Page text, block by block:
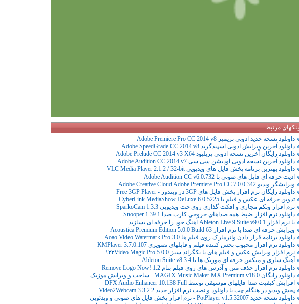
مرتبط
داونلود نسخه جدید ادوبی پریمیر Adobe Premiere Pro CC 2014 v8
داونلود آخرین ویرایش ادوبی اسپیدگرید Adobe SpeedGrade CC 2014 v8
داونلود رایگان آخرین نسخه ادوبی پریلیود Adobe Prelude CC 2014 v3 X64
داونلود آخرین نسخه ادوبی اودیشن سی سی Adobe Audition CC 2014 v7
داونلود بهترین برنامه پخش فایل های ویدیویی VLC Media Player 2.1.2 / 32-bit
ادیت حرفه ای فایل های صوتی با Adobe Audition CC v6.0.732
ویرایشگر ویدیو Adobe Creative Cloud Adobe Premiere Pro CC 7.0.0.342
داونلود رایگان نرم افزار پخش فایل های 3GP در ویندوز - Free 3GP Player
تدوین حرفه ای عکس و فیلم با CyberLink MediaShow DeLuxe 6.0.5225
نرم افزار وبکم مجازی و افکت گذاری روی چت ویدیویی SparkoCam 1.3.3
داونلود نرم افزار ضبط همه صداهای خروجی کارت صدا Snooper 1.39.1
با نرم افزار Ableton Live 9 Suite v9.0.1 آهنگ خود را حرفه ای بسازید
ویرایش حرفه ای صدا با نرم افزار Acoustica Premium Edition 5.0.0 Build 63
داونلود برنامه قرار دادن واترمارک روی فیلم ها Aoao Video Watermark Pro 3.0
داونلود نرم افزار محبوب پخش کننده فیلم و فایلهای تصویری KMPlayer 3.7.0.107
نرم افزار ویرایش عکس و فیلم های با بکگراند سبز ۱۲۳Video Magic Pro 5.0.0
آهنگ سازی و میکس حرفه ای موزیک ها با Ableton Suite v8.3.4
داونلود نرم افزار حذف متن و آدرس های روی فیلم بنام Remove Logo Now! 1.2
داونلود رایگان MAGIX Music Maker MX Premium v18.0 - ساخت و ویرایش موزیک
افزایش کیفیت صدا فایلهای موسیقی توسط DFX Audio Enhancer 10.138 Full
پخش ویدیو در هنگام چت با داونلود و نصب نرم افزار جدید Video2Webcam 3.3.2.2
داونلود نسخه جدید PotPlayer v1.5.32007 - نرم افزار پخش فایل های صوتی و ویدئویی